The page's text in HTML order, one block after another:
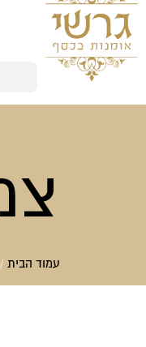
דילוג
לתוכן
עמוד הבית